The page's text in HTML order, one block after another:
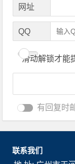
网址
QQ
滑动解锁才能
有回复时
联系我们